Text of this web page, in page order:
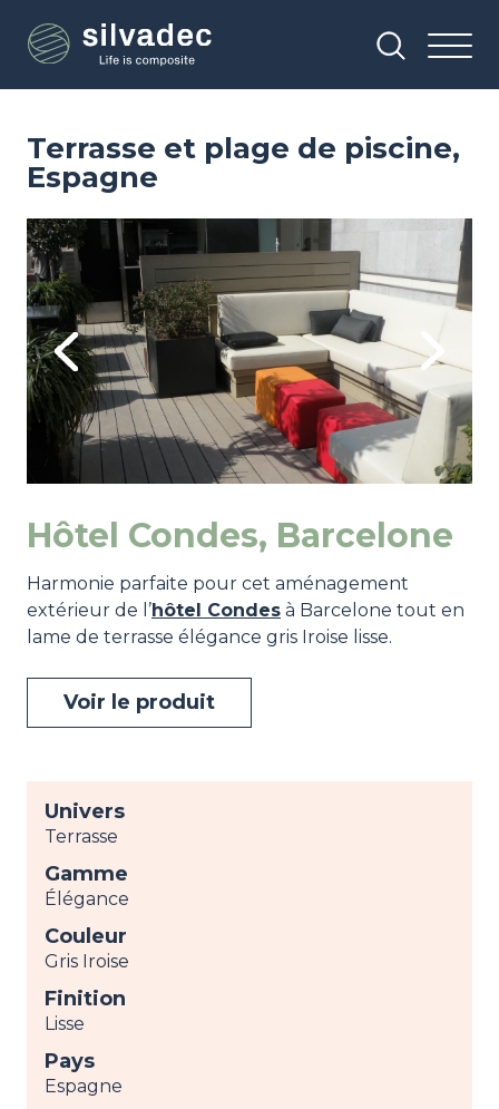
contenu
Terrasse et plage de piscine,
Espagne
Previous
Image
Next
Hôtel Condes, Barcelone
Harmonie parfaite pour cet aménagement
extérieur de l’hôtel Condes à Barcelone tout en
lame de terrasse élégance gris Iroise lisse.
Voir le produit
Univers
Terrasse
Gamme
Élégance
Couleur
Gris Iroise
Finition
Lisse
Pays
Espagne